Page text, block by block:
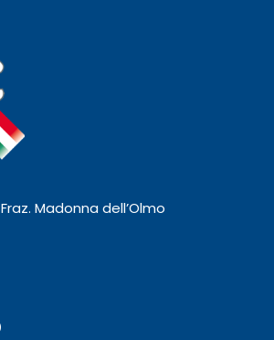
Madonna dell’Olmo